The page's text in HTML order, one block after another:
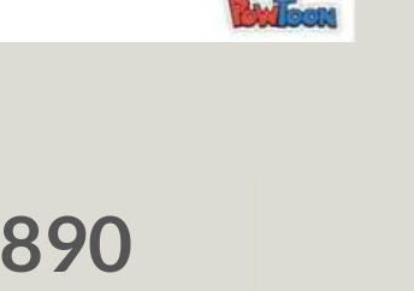
890